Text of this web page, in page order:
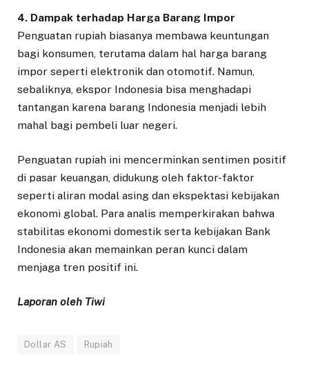
4. Dampak terhadap Harga Barang Impor
Penguatan rupiah biasanya membawa keuntungan
bagi konsumen, terutama dalam hal harga barang
impor seperti elektronik dan otomotif. Namun,
sebaliknya, ekspor Indonesia bisa menghadapi
tantangan karena barang Indonesia menjadi lebih
mahal bagi pembeli luar negeri.
Penguatan rupiah ini mencerminkan sentimen positif
di pasar keuangan, didukung oleh faktor-faktor
seperti aliran modal asing dan ekspektasi kebijakan
ekonomi global. Para analis memperkirakan bahwa
stabilitas ekonomi domestik serta kebijakan Bank
Indonesia akan memainkan peran kunci dalam
menjaga tren positif ini.
Laporan oleh Tiwi
Dollar AS Rupiah